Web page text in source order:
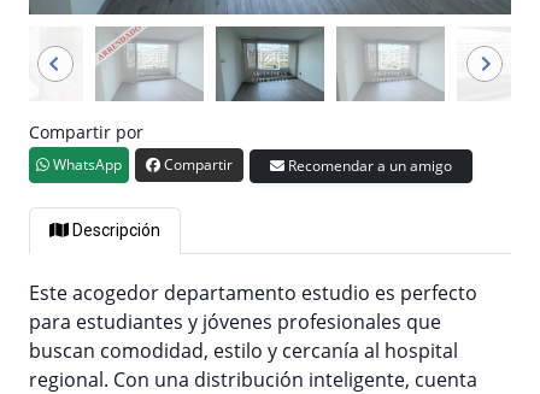
Compartir por
WhatsApp Compartir Recomendar a un amigo
Descripción
Este acogedor departamento estudio es perfecto
para estudiantes y jóvenes profesionales que
buscan comodidad, estilo y cercanía al hospital
regional. Con una distribución inteligente, cuenta